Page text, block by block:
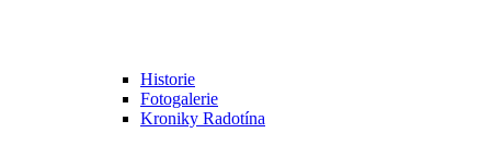
Historie
Fotogalerie
Kroniky Radotína